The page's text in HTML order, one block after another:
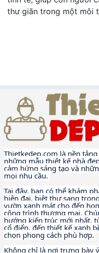
thư giãn trong một môi
Thietkedep.com là nền
những mẫu thiết kế nhà
cảm hứng sáng tạo và
mọi nhu cầu.
Tại đây, bạn có thể khám
hiện đại, biệt thự sang
vườn xanh mát cho đến
công trình thương mại.
hướng kiến trúc mới nhất,
cổ điển, đến thiết kế xanh
chọn phong cách phù hợp.
Không chỉ là nơi trưng bày